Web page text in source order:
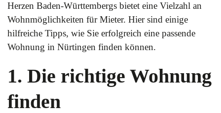
Herzen Baden-Württembergs bietet eine Vielzahl an
Wohnmöglichkeiten für Mieter. Hier sind einige
hilfreiche Tipps, wie Sie erfolgreich eine passende
Wohnung in Nürtingen finden können.
1. Die richtige Wohnung
finden